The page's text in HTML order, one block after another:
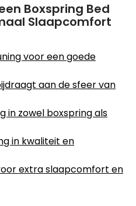
Boxspring Bed
Slaapcomfort
voor een goede
aan de sfeer van
in zowel boxspring als
in kwaliteit en
extra slaapcomfort en